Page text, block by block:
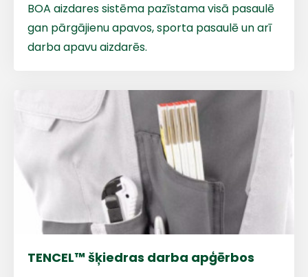
BOA aizdares sistēma pazīstama visā pasaulē
gan pārgājienu apavos, sporta pasaulē un arī
darba apavu aizdarēs.
TENCEL™ šķiedras darba apģērbos